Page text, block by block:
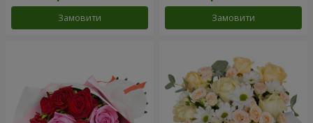
Замовити Замовити